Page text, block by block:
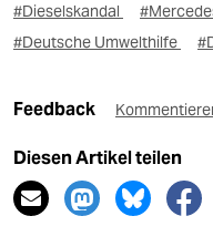
#Dieselskandal
#Deutsche Umwelthilfe
Feedback
Diesen Artikel teilen